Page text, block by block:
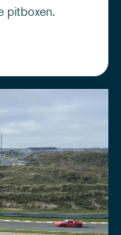
pitboxen.